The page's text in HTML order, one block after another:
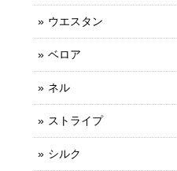
ウエスタン
ベロア
ネル
ストライプ
シルク